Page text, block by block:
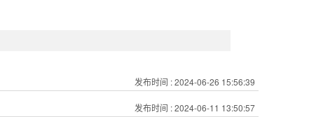
发布时间 : 2024-06-26 15:56:39
发布时间 : 2024-06-11 13:50:57